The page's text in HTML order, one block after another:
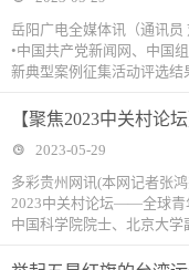
岳阳广电全媒体讯（通讯员
•中国共产党新闻网、中国
新典型案例征集活动评选结
【聚焦2023中关村论
2023-05-29
多彩贵州网讯(本网记者张
2023中关村论坛——全球
中国科学院院士、北京大学